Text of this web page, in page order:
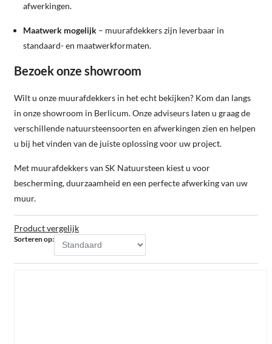
afwerkingen.
Maatwerk mogelijk – muurafdekkers zijn leverbaar in
standaard- en maatwerkformaten.
Bezoek onze showroom
Wilt u onze muurafdekkers in het echt bekijken? Kom dan langs
in onze showroom in Berlicum. Onze adviseurs laten u graag de
verschillende natuursteensoorten en afwerkingen zien en helpen
u bij het vinden van de juiste oplossing voor uw project.
Met muurafdekkers van SK Natuursteen kiest u voor
bescherming, duurzaamheid en een perfecte afwerking van uw
muur.
Product vergelijk
Sorteren op: